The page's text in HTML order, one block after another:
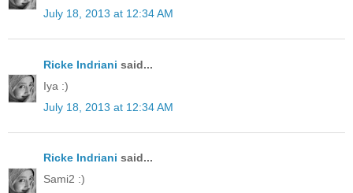
July 18, 2013 at 12:34 AM
Ricke Indriani said...
Iya :)
July 18, 2013 at 12:34 AM
Ricke Indriani said...
Sami2 :)